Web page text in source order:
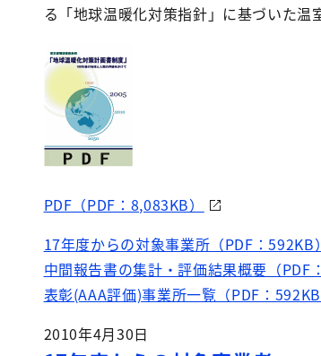
る「地球温暖化対策指針」に基づいた温
PDF（PDF：8,083KB）
17年度からの対象事業所（PDF：592KB）
中間報告書の集計・評価結果概要（PDF
表彰(AAA評価)事業所一覧（PDF：592KB
2010年4月30日